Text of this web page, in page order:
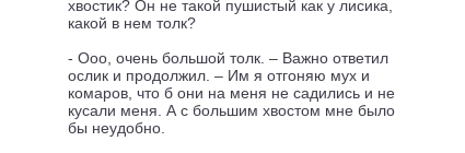
хвостик? Он не такой пушистый как у лисика,
какой в нем толк?
- Ооо, очень большой толк. – Важно ответил
ослик и продолжил. – Им я отгоняю мух и
комаров, что б они на меня не садились и не
кусали меня. А с большим хвостом мне было
бы неудобно.